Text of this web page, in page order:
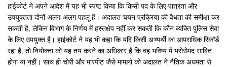
हाईकोर्ट ने अपने आदेश में यह भी स्पष्ट किया कि किसी पद के लिए पात्रता और
उपयुक्तता दोनों अलग-अलग पहलू हैं। अदालत चयन प्रक्रिया की वैधता की समीक्षा कर
सकती है, लेकिन विभाग के निर्णय में हस्तक्षेप नहीं कर सकती कि कौन व्यक्ति पुलिस सेवा
के लिए उपयुक्त है। हाईकोर्ट ने यह भी कहा कि यदि किसी अभ्यर्थी का आपराधिक रिकॉर्ड
रहा है, तो नियोक्ता को यह तय करने का अधिकार है कि वह भविष्य में भरोसेमंद साबित
होगा या नहीं। साथ ही चोरी और मारपीट जैसे मामलों को अदालत ने नैतिक अधमता से